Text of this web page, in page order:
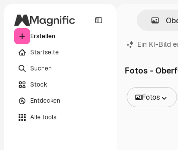
Erstellen
Startseite
Suchen
Stock
Entdecken
Alle tools
Ein KI-Bild
Fotos -
Fotos